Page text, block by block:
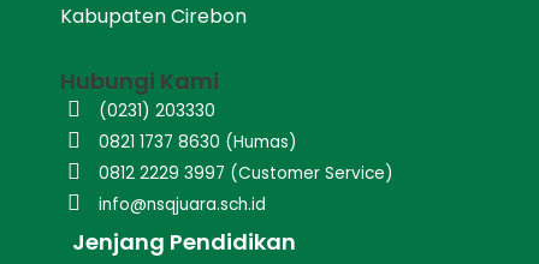
Kabupaten Cirebon
Hubungi Kami
(0231) 203330
0821 1737 8630 (Humas)
0812 2229 3997 (Customer Service)
info@nsqjuara.sch.id
Jenjang Pendidikan